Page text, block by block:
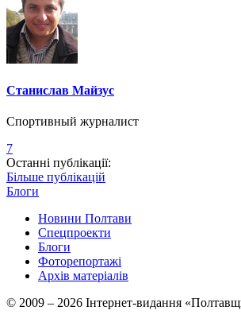
Станислав Майзус
Спортивный журналист
7
Останні публікації:
Більше публікацій
Блоги
Новини Полтави
Спецпроекти
Блоги
Фоторепортажі
Архів матеріалів
© 2009 – 2026 Інтернет-видання